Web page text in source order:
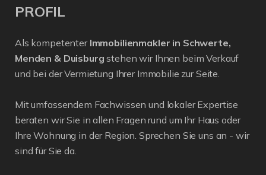
PROFIL
Als kompetenter Immobilienmakler in Schwerte,
Menden & Duisburg stehen wir Ihnen beim Verkauf
und bei der Vermietung Ihrer Immobilie zur Seite.
Mit umfassendem Fachwissen und lokaler Expertise
beraten wir Sie in allen Fragen rund um Ihr Haus oder
Ihre Wohnung in der Region. Sprechen Sie uns an - wir
sind für Sie da.